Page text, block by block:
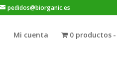
pedidos@biorganic.es
Mi cuenta 0 productos